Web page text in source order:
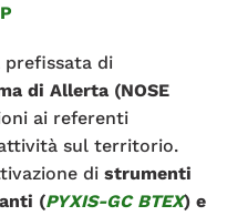
prefissata di
di Allerta (NOSE
ai referenti
sul territorio.
di strumenti
(PYXIS-GC BTEX) e